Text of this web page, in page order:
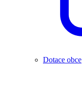
Dotace obce